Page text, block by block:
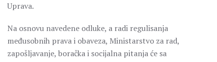
Uprava.
Na osnovu navedene odluke, a radi regulisanja
međusobnih prava i obaveza, Ministarstvo za rad,
zapošljavanje, boračka i socijalna pitanja će sa